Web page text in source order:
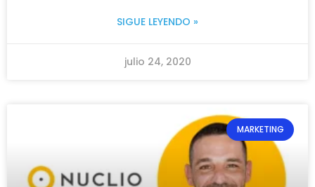
SIGUE LEYENDO »
julio 24, 2020
MARKETING